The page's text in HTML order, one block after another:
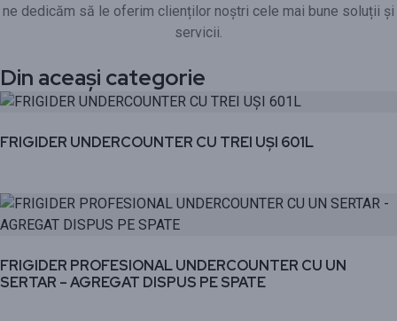
ne dedicăm să le oferim clienților noștri cele mai bune soluții și
servicii.
Din aceași categorie
FRIGIDER UNDERCOUNTER CU TREI UȘI 601L
FRIGIDER PROFESIONAL UNDERCOUNTER CU UN
SERTAR – AGREGAT DISPUS PE SPATE